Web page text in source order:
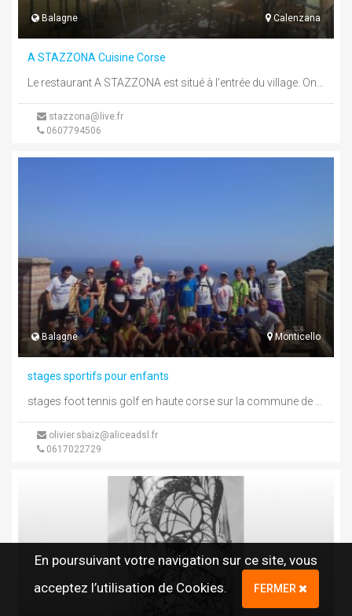
Balagne Calenzana
A STAZZONA Cuisine Corse
stazzona@live.fr
0607794506
Balagne Monticello
stages sportifs pour enfants
olivier.sbaiz@aliceadsl.fr
0617022729
En poursuivant votre navigation sur ce site, vous
acceptez l’utilisation de Cookies.
FERMER